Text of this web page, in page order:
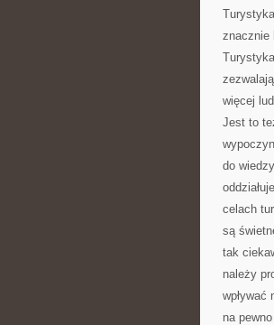
znacznie
więcej
Jest to
do
celach
są
tak
należy
wpływać
na